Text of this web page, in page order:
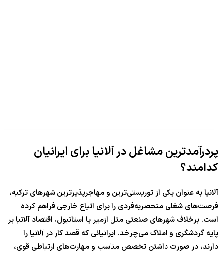
پردرآمدترین مشاغل در آلانیا برای ایرانیان
کدامند؟
آلانیا به عنوان یکی از توریستی‌ترین و مهاجرپذیرترین شهرهای ترکیه،
فرصت‌های شغلی منحصربه‌فردی را برای اتباع خارجی فراهم کرده
است. برخلاف شهرهای صنعتی مثل ازمیر یا استانبول، اقتصاد آلانیا بر
پایه گردشگری و املاک می‌چرخد. ایرانیانی که قصد کار در آلانیا را
دارند، در صورت داشتن تخصص مناسب و مهارت‌های ارتباطی قوی،